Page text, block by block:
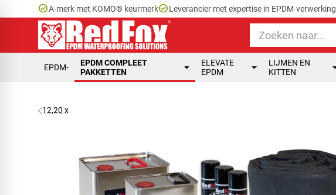
check_circleA-merk met KOMO® keurmerkcheck_circleLeverancier met expertise in EPDM-verwerking
EPDM
EPDM COMPLEET
PAKKETTEN
ELEVATE
EPDM
LIJMEN EN
KITTEN
12,20 x